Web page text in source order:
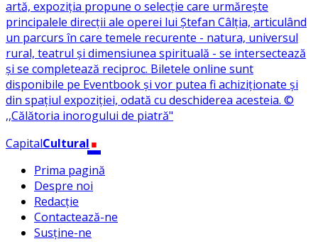
CapitalCultural.
Prima pagină
Despre noi
Redacție
Contactează-ne
Susține-ne